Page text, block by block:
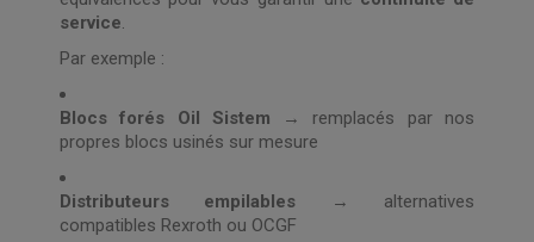
service.
Par exemple :
Blocs forés Oil Sistem → remplacés par nos
propres blocs usinés sur mesure
Distributeurs empilables → alternatives
compatibles Rexroth ou OCGF